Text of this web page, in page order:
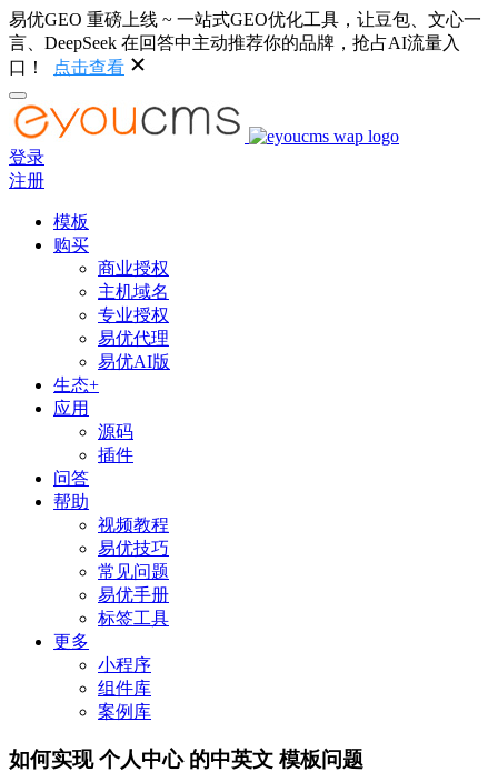
易优GEO 重磅上线 ~ 一站式GEO优化工具，让豆包、文心一
言、DeepSeek 在回答中主动推荐你的品牌，抢占AI流量入
口！
点击查看
登录
注册
模板
购买
商业授权
主机域名
专业授权
易优代理
易优AI版
生态+
应用
源码
插件
问答
帮助
视频教程
易优技巧
常见问题
易优手册
标签工具
更多
小程序
组件库
案例库
如何实现 个人中心 的中英文 模板问题